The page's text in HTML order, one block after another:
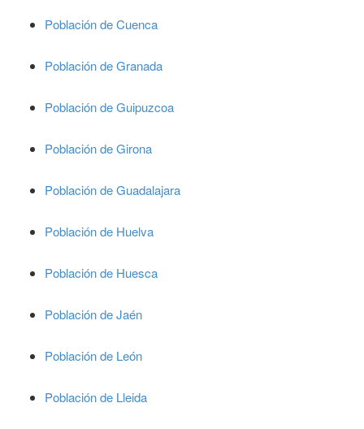
Población de Cuenca
Población de Granada
Población de Guipuzcoa
Población de Girona
Población de Guadalajara
Población de Huelva
Población de Huesca
Población de Jaén
Población de León
Población de Lleida